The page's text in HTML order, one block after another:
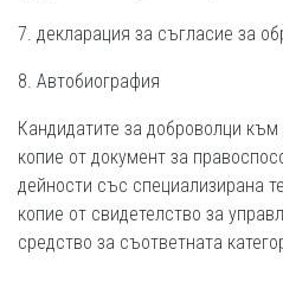
7. декларация за съгласие за
8. Автобиография
Кандидатите за доброволци към
копие от документ за
дейности със специализирана
копие от свидетелство за
средство за съответната